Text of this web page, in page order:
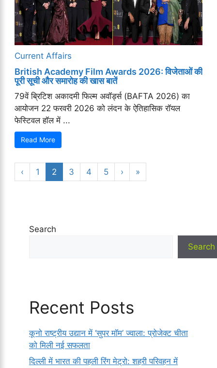
Current Affairs
British Academy Film Awards 2026: विजेताओं की
पूरी सूची और समारोह की खास बातें
79वें ब्रिटिश अकादमी फिल्म अवॉर्ड्स (BAFTA 2026) का
आयोजन 22 फरवरी 2026 को लंदन के ऐतिहासिक रॉयल
फेस्टिवल हॉल में ...
Read More
‹ 1 2 3 4 5 › »
Search
Search
Recent Posts
कूनो राष्ट्रीय उद्यान में ‘सुपर मॉम’ ज्वाला: प्रोजेक्ट चीता
को मिली नई सफलता
दिल्ली में भारत की पहली रिंग मेट्रो: शहरी परिवहन में